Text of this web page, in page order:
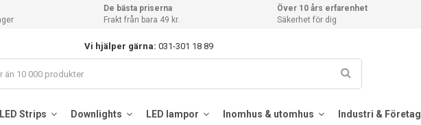
De bästa priserna
Frakt från bara 49 kr.
Över 10 års erfarenhet
Säkerhet för dig
Vi hjälper gärna: 031-301 18 89
LED Strips Downlights LED lampor Inomhus & utomhus Industri & Företag